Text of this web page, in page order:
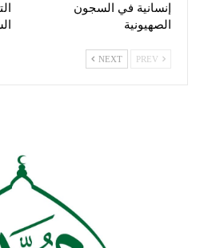
إنسانية في السجون
الصهيونية
NEXT